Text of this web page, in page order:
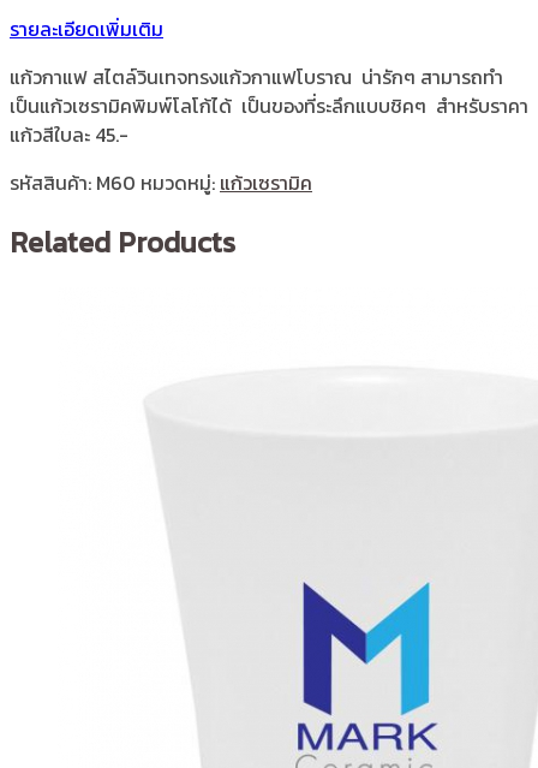
รายละเอียดเพิ่มเติม
แก้วกาแฟ สไตล์วินเทจทรงแก้วกาแฟโบราณ น่ารักๆ สามารถทำ
เป็นแก้วเซรามิคพิมพ์โลโก้ได้ เป็นของที่ระลึกแบบชิคๆ สำหรับราคา
แก้วสีใบละ 45.-
รหัสสินค้า: M60 หมวดหมู่: แก้วเซรามิค
Related Products